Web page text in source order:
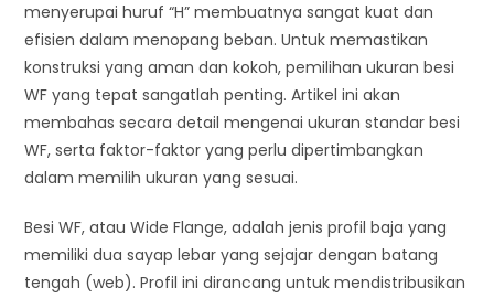
menyerupai huruf “H” membuatnya sangat kuat dan
efisien dalam menopang beban. Untuk memastikan
konstruksi yang aman dan kokoh, pemilihan ukuran besi
WF yang tepat sangatlah penting. Artikel ini akan
membahas secara detail mengenai ukuran standar besi
WF, serta faktor-faktor yang perlu dipertimbangkan
dalam memilih ukuran yang sesuai.
Besi WF, atau Wide Flange, adalah jenis profil baja yang
memiliki dua sayap lebar yang sejajar dengan batang
tengah (web). Profil ini dirancang untuk mendistribusikan